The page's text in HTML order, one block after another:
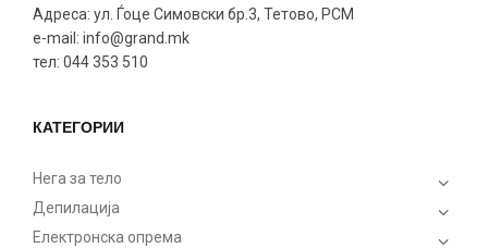
Адреса: ул. Ѓоце Симовски бр.3, Тетово, РСМ
e-mail: info@grand.mk
тел: 044 353 510
КАТЕГОРИИ
Нега за тело
Депилација
Електронска опрема